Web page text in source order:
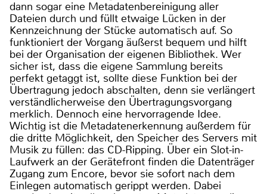
dann sogar eine Metadatenbereinigung aller
Dateien durch und füllt etwaige Lücken in der
Kennzeichnung der Stücke automatisch auf. So
funktioniert der Vorgang äußerst bequem und hilft
bei der Organisation der eigenen Bibliothek. Wer
sicher ist, dass die eigene Sammlung bereits
perfekt getaggt ist, sollte diese Funktion bei der
Übertragung jedoch abschalten, denn sie verlängert
verständlicherweise den Übertragungsvorgang
merklich. Dennoch eine hervorragende Idee.
Wichtig ist die Metadatenerkennung außerdem für
die dritte Möglichkeit, den Speicher des Servers mit
Musik zu füllen: das CD-Ripping. Über ein Slot-in-
Laufwerk an der Gerätefront finden die Datenträger
Zugang zum Encore, bevor sie sofort nach dem
Einlegen automatisch gerippt werden. Dabei